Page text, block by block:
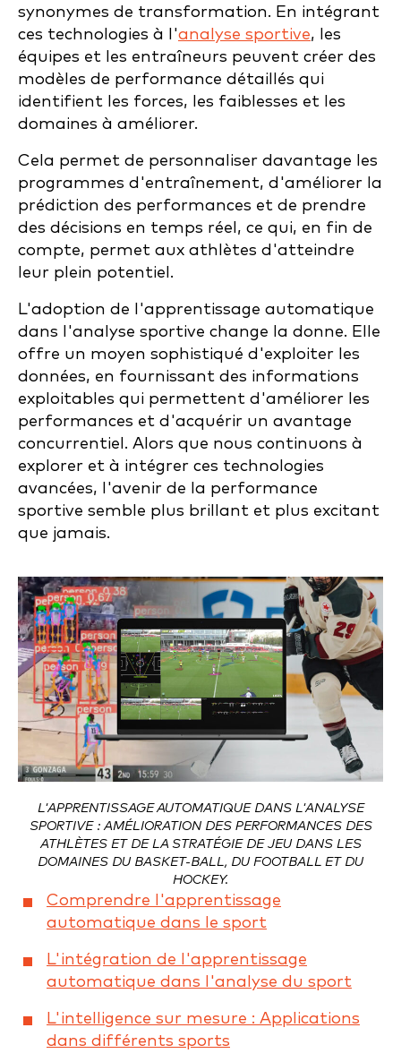
synonymes de transformation. En intégrant
ces technologies à l'analyse sportive, les
équipes et les entraîneurs peuvent créer des
modèles de performance détaillés qui
identifient les forces, les faiblesses et les
domaines à améliorer.
Cela permet de personnaliser davantage les
programmes d'entraînement, d'améliorer la
prédiction des performances et de prendre
des décisions en temps réel, ce qui, en fin de
compte, permet aux athlètes d'atteindre
leur plein potentiel.
L'adoption de l'apprentissage automatique
dans l'analyse sportive change la donne. Elle
offre un moyen sophistiqué d'exploiter les
données, en fournissant des informations
exploitables qui permettent d'améliorer les
performances et d'acquérir un avantage
concurrentiel. Alors que nous continuons à
explorer et à intégrer ces technologies
avancées, l'avenir de la performance
sportive semble plus brillant et plus excitant
que jamais.
L'APPRENTISSAGE AUTOMATIQUE DANS L'ANALYSE
SPORTIVE : AMÉLIORATION DES PERFORMANCES DES
ATHLÈTES ET DE LA STRATÉGIE DE JEU DANS LES
DOMAINES DU BASKET-BALL, DU FOOTBALL ET DU
HOCKEY.
Comprendre l'apprentissage
automatique dans le sport
L'intégration de l'apprentissage
automatique dans l'analyse du sport
L'intelligence sur mesure : Applications
dans différents sports